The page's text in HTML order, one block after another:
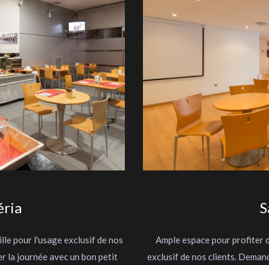
pour l'usage exclusif de nos
la journée avec un bon petit
Ample espace pour profiter
exclusif de nos clients.